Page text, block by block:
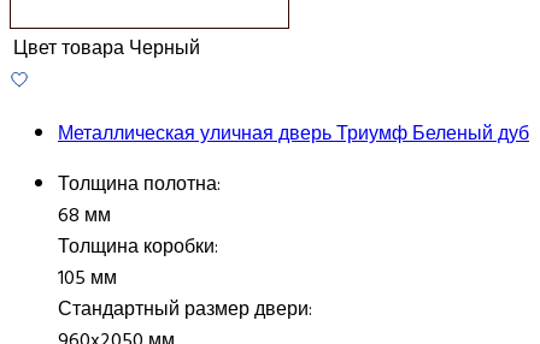
Цвет товараЧерный
Металлическая уличная дверь Триумф Беленый дуб
Толщина полотна:
68 мм
Толщина коробки:
105 мм
Стандартный размер двери: